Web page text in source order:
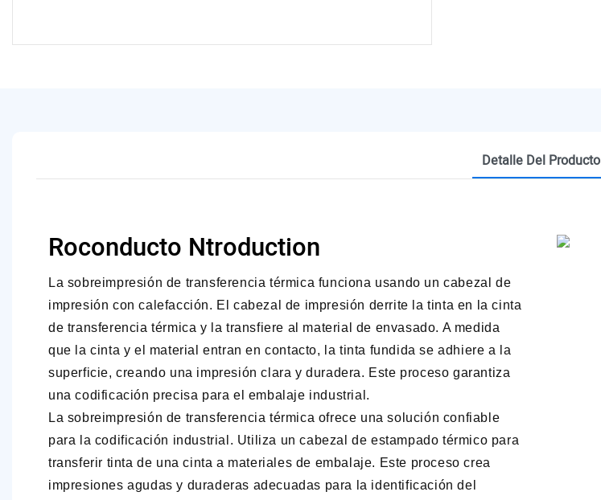
Detalle Del Producto
Roconducto Ntroduction
La sobreimpresión de transferencia térmica funciona usando un cabezal de
impresión con calefacción. El cabezal de impresión derrite la tinta en la cinta
de transferencia térmica y la transfiere al material de envasado. A medida
que la cinta y el material entran en contacto, la tinta fundida se adhiere a la
superficie, creando una impresión clara y duradera. Este proceso garantiza
una codificación precisa para el embalaje industrial.
La sobreimpresión de transferencia térmica ofrece una solución confiable
para la codificación industrial. Utiliza un cabezal de estampado térmico para
transferir tinta de una cinta a materiales de embalaje. Este proceso crea
impresiones agudas y duraderas adecuadas para la identificación del